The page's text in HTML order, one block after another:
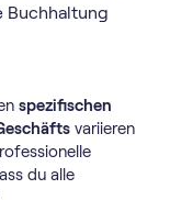
Buchhaltung
spezifischen
variieren
du alle